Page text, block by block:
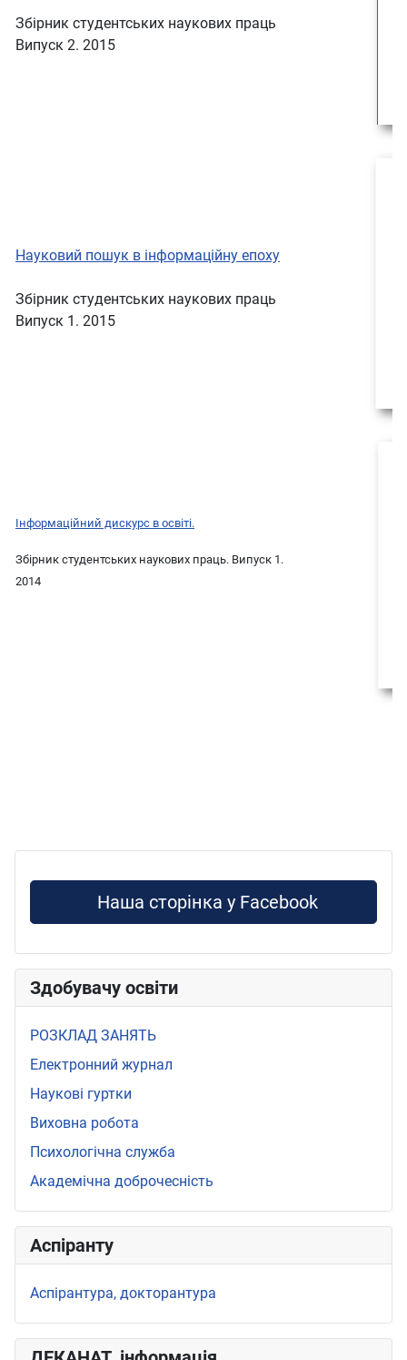
Збірник студентських наукових праць
Випуск 2. 2015
Науковий пошук в інформаційну епоху
Збірник студентських наукових праць
Випуск 1. 2015
Інформаційний дискурс в освіті.
Збірник студентських наукових праць. Випуск 1.
2014
Наша сторінка у Facebook
Здобувачу освіти
РОЗКЛАД ЗАНЯТЬ
Електронний журнал
Наукові гуртки
Виховна робота
Психологічна служба
Академічна доброчесність
Аспіранту
Аспірантура, докторантура